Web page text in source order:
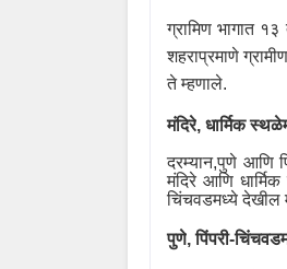
ग्रामिण भागात
शहराप्रमाणे
ते म्हणाले.
मंदिरे, धार्मिक
दरम्यान,पुणे आणि
मंदिरे आणि
चिंचवडमध्ये देखील
पुणे,पिंपरी-